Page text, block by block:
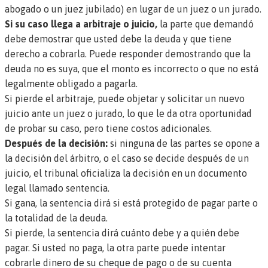
abogado o un juez jubilado) en lugar de un juez o un jurado.
Si su caso llega a arbitraje o juicio, la parte que demandó
debe demostrar que usted debe la deuda y que tiene
derecho a cobrarla. Puede responder demostrando que la
deuda no es suya, que el monto es incorrecto o que no está
legalmente obligado a pagarla.
Si pierde el arbitraje, puede objetar y solicitar un nuevo
juicio ante un juez o jurado, lo que le da otra oportunidad
de probar su caso, pero tiene costos adicionales.
Después de la decisión: si ninguna de las partes se opone a
la decisión del árbitro, o el caso se decide después de un
juicio, el tribunal oficializa la decisión en un documento
legal llamado sentencia.
Si gana, la sentencia dirá si está protegido de pagar parte o
la totalidad de la deuda.
Si pierde, la sentencia dirá cuánto debe y a quién debe
pagar. Si usted no paga, la otra parte puede intentar
cobrarle dinero de su cheque de pago o de su cuenta